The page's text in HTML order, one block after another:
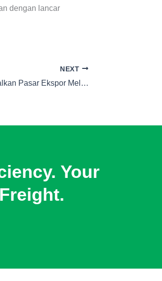
dengan lancar
NEXT
Mengoptimalkan Pasar Ekspor Melalui Pengiriman Cargo Antar Negara
Your